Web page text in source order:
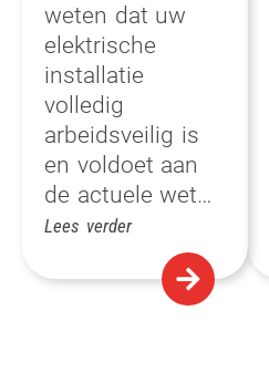
weten dat uw
elektrische
installatie
volledig
arbeidsveilig is
en voldoet aan
de actuele wet…
Lees verder